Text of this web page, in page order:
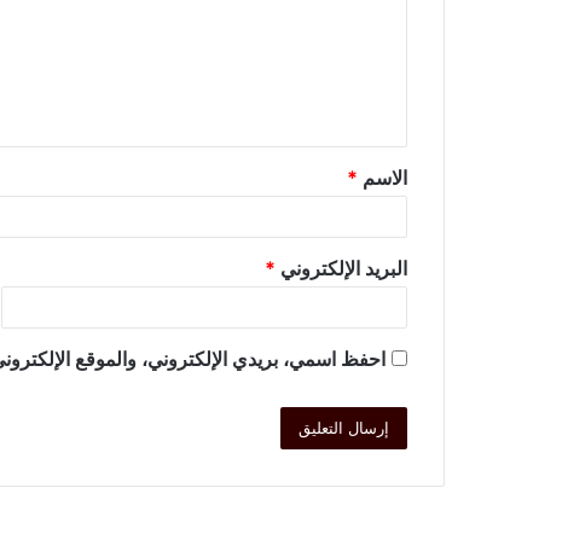
الاسم *
البريد الإلكتروني *
احفظ اسمي، بريدي الإلكتروني، والموقع